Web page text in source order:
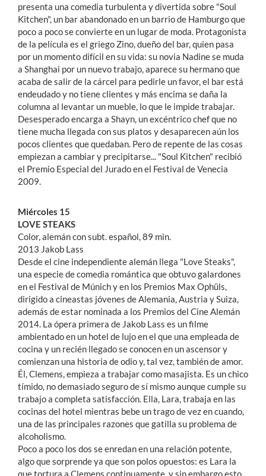
presenta una comedia turbulenta y divertida sobre "Soul
Kitchen", un bar abandonado en un barrio de Hamburgo que
poco a poco se convierte en un lugar de moda. Protagonista
de la película es el griego Zino, dueño del bar, quien pasa
por un momento difícil en su vida: su novia Nadine se muda
a Shanghai por un nuevo trabajo, aparece su hermano que
acaba de salir de la cárcel para pedirle un favor, el bar está
endeudado y no tiene clientes y más encima se daña la
columna al levantar un mueble, lo que le impide trabajar.
Desesperado encarga a Shayn, un excéntrico chef que no
tiene mucha llegada con sus platos y desaparecen aún los
pocos clientes que quedaban. Pero de repente de las cosas
empiezan a cambiar y precipitarse... "Soul Kitchen" recibió
el Premio Especial del Jurado en el Festival de Venecia
2009.
Miércoles 15
LOVE STEAKS
Color, alemán con subt. español, 89 min.
2013 Jakob Lass
Desde el cine independiente alemán llega "Love Steaks",
una especie de comedia romántica que obtuvo galardones
en el Festival de Múnich y en los Premios Max Ophüls,
dirigido a cineastas jóvenes de Alemania, Austria y Suiza,
además de estar nominada a los Premios del Cine Alemán
2014. La ópera primera de Jakob Lass es un filme
ambientado en un hotel de lujo en el que una empleada de
cocina y un recién llegado se conocen en un ascensor y
comienzan una historia de odio y, tal vez, también de amor.
Él, Clemens, empieza a trabajar como masajista. Es un chico
tímido, no demasiado seguro de sí mismo aunque cumple su
trabajo a completa satisfacción. Ella, Lara, trabaja en las
cocinas del hotel mientras bebe un trago de vez en cuando,
una de las principales razones que gatilla su problema de
alcoholismo.
Poco a poco los dos se enredan en una relación potente,
algo que sorprende ya que son polos opuestos: es Lara la
que tortura a Clemens continuamente, y sin embargo esto